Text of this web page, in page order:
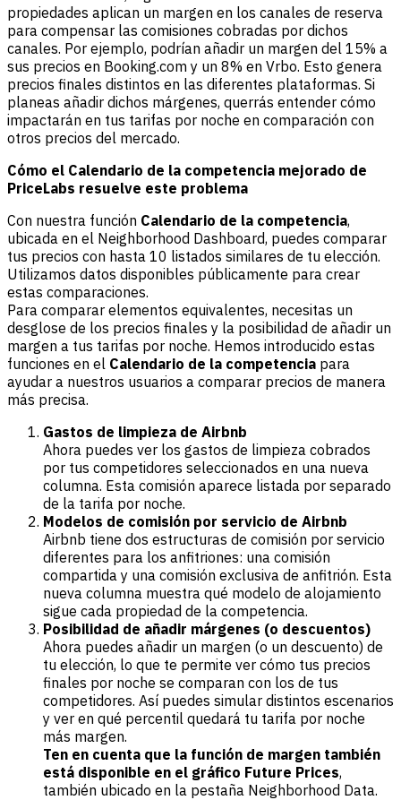
propiedades aplican un margen en los canales de reserva
para compensar las comisiones cobradas por dichos
canales. Por ejemplo, podrían añadir un margen del 15% a
sus precios en Booking.com y un 8% en Vrbo. Esto genera
precios finales distintos en las diferentes plataformas. Si
planeas añadir dichos márgenes, querrás entender cómo
impactarán en tus tarifas por noche en comparación con
otros precios del mercado.
Cómo el Calendario de la competencia mejorado de
PriceLabs resuelve este problema
Con nuestra función Calendario de la competencia,
ubicada en el Neighborhood Dashboard, puedes comparar
tus precios con hasta 10 listados similares de tu elección.
Utilizamos datos disponibles públicamente para crear
estas comparaciones.
Para comparar elementos equivalentes, necesitas un
desglose de los precios finales y la posibilidad de añadir un
margen a tus tarifas por noche. Hemos introducido estas
funciones en el Calendario de la competencia para
ayudar a nuestros usuarios a comparar precios de manera
más precisa.
Gastos de limpieza de Airbnb
Ahora puedes ver los gastos de limpieza cobrados
por tus competidores seleccionados en una nueva
columna. Esta comisión aparece listada por separado
de la tarifa por noche.
Modelos de comisión por servicio de Airbnb
Airbnb tiene dos estructuras de comisión por servicio
diferentes para los anfitriones: una comisión
compartida y una comisión exclusiva de anfitrión. Esta
nueva columna muestra qué modelo de alojamiento
sigue cada propiedad de la competencia.
Posibilidad de añadir márgenes (o descuentos)
Ahora puedes añadir un margen (o un descuento) de
tu elección, lo que te permite ver cómo tus precios
finales por noche se comparan con los de tus
competidores. Así puedes simular distintos escenarios
y ver en qué percentil quedará tu tarifa por noche
más margen.
Ten en cuenta que la función de margen también
está disponible en el gráfico Future Prices,
también ubicado en la pestaña Neighborhood Data.